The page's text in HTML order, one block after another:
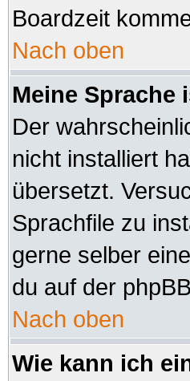
Boardzeit
Nach oben
Meine
Der
nicht installiert
übersetzt.
Sprachfile zu
gerne selber
du auf der
Nach oben
Wie kann ich